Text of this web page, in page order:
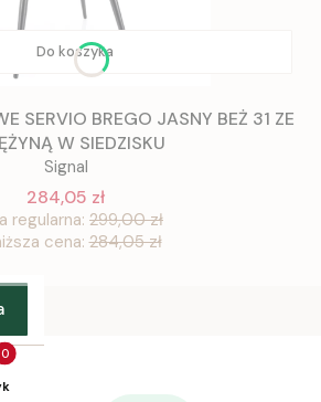
Do koszyka
SERVIO BREGO JASNY BEŻ 31 ZE
W SIEDZISKU
Signal
284,05 zł
regularna: 299,00 zł
cena: 284,05 zł
w koszyku: 0. Zobacz szczegóły